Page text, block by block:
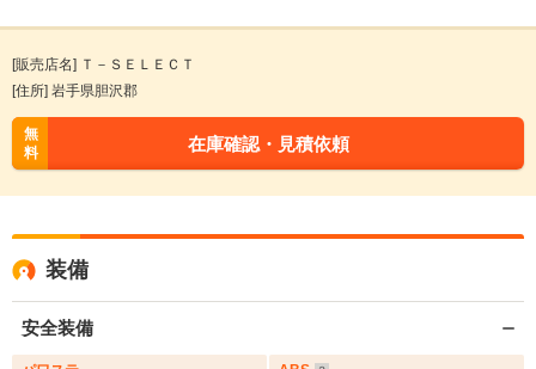
[販売店名] Ｔ－ＳＥＬＥＣＴ
[住所] 岩手県胆沢郡
無
料
在庫確認・見積依頼
装備
安全装備